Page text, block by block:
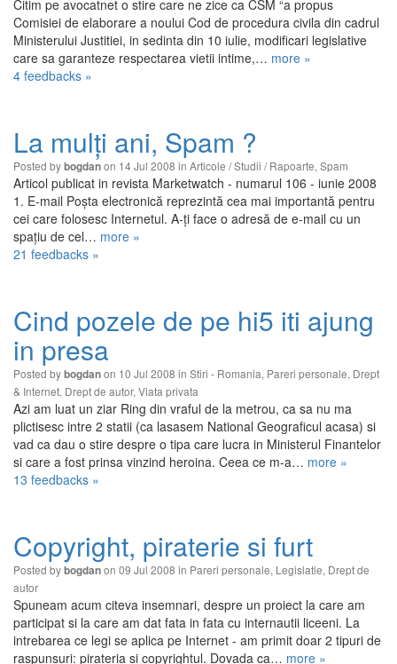
Citim pe avocatnet o stire care ne zice ca CSM “a propus
Comisiei de elaborare a noului Cod de procedura civila din cadrul
Ministerului Justitiei, in sedinta din 10 iulie, modificari legislative
care sa garanteze respectarea vietii intime,… more »
4 feedbacks »
La mulţi ani, Spam ?
Posted bybogdanon 14 Jul 2008 in Articole / Studii / Rapoarte, Spam
Articol publicat in revista Marketwatch - numarul 106 - iunie 2008
1. E-mail Poşta electronică reprezintă cea mai importantă pentru
cei care folosesc Internetul. A-ţi face o adresă de e-mail cu un
spaţiu de cel… more »
21 feedbacks »
Cind pozele de pe hi5 iti ajung
in presa
Posted bybogdanon 10 Jul 2008 in Stiri - Romania, Pareri personale, Drept
& Internet, Drept de autor, Viata privata
Azi am luat un ziar Ring din vraful de la metrou, ca sa nu ma
plictisesc intre 2 statii (ca lasasem National Geograficul acasa) si
vad ca dau o stire despre o tipa care lucra in Ministerul Finantelor
si care a fost prinsa vinzind heroina. Ceea ce m-a… more »
13 feedbacks »
Copyright, piraterie si furt
Posted bybogdanon 09 Jul 2008 in Pareri personale, Legislatie, Drept de
autor
Spuneam acum citeva insemnari, despre un proiect la care am
participat si la care am dat fata in fata cu internautii liceeni. La
intrebarea ce legi se aplica pe Internet - am primit doar 2 tipuri de
raspunsuri: pirateria si copyrightul. Dovada ca… more »